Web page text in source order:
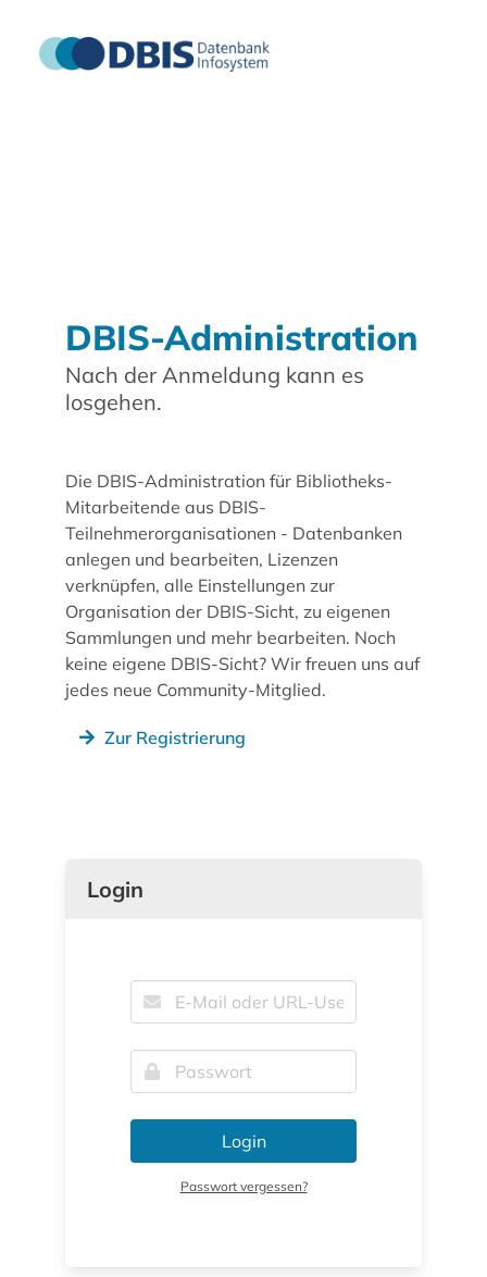
DBIS-Administration
Nach der Anmeldung kann es
losgehen.
Die DBIS-Administration für Bibliotheks-
Mitarbeitende aus DBIS-
Teilnehmerorganisationen - Datenbanken
anlegen und bearbeiten, Lizenzen
verknüpfen, alle Einstellungen zur
Organisation der DBIS-Sicht, zu eigenen
Sammlungen und mehr bearbeiten. Noch
keine eigene DBIS-Sicht? Wir freuen uns auf
jedes neue Community-Mitglied.
Zur Registrierung
Login
Login
Passwort vergessen?